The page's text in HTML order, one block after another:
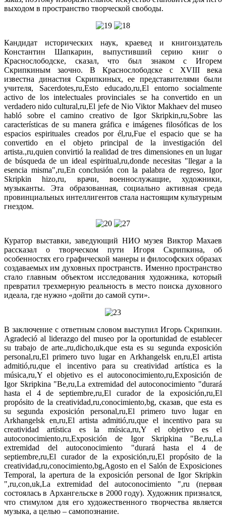
выходом в пространство творческой свободы.
Кандидат исторических наук, краевед и книгоиздатель
Константин Шапкарин, выпустивший серию книг о
Краснослободске, сказал, что был знаком с Игорем
Скрипкиным заочно. В Краснослободске с XVIII века
известна династия Скрипкиных, ее представителями были
учителя, Sacerdotes,ru,Esto educado,ru,El entorno socialmente
activo de los intelectuales provinciales se ha convertido en un
verdadero nido cultural,ru,El jefe de Nio Viktor Makhaev del museo
habló sobre el camino creativo de Igor Skripkin,ru,Sobre las
características de su manera gráfica e imágenes filosóficas de los
espacios espirituales creados por él,ru,Fue el espacio que se ha
convertido en el objeto principal de la investigación del
artista.,ru,quien convirtió la realidad de tres dimensiones en un lugar
de búsqueda de un ideal espiritual,ru,donde necesitas "llegar a la
esencia misma",ru,En conclusión con la palabra de regreso, Igor
Skripkin hizo,ru, врачи, военнослужащие, художники,
музыканты. Эта образованная, социально активная среда
провинциальных интеллигентов стала настоящим культурным
гнездом.
Куратор выставки, заведующий НИО музея Виктор Махаев
рассказал о творческом пути Игоря Скрипкина, об
особенностях его графической манеры и философских образах
создаваемых им духовных пространств. Именно пространство
стало главным объектом исследования художника, который
превратил трехмерную реальность в место поиска духовного
идеала, где нужно «дойти до самой сути».
В заключение с ответным словом выступил Игорь Скрипкин.
Agradeció al liderazgo del museo por la oportunidad de establecer
su trabajo de arte.,ru,dicho,uk,que esta es su segunda exposición
personal,ru,El primero tuvo lugar en Arkhangelsk en,ru,El artista
admitió,ru,que el incentivo para su creatividad artística es la
música,ru,Y el objetivo es el autoconocimiento,ru,Exposición de
Igor Skripkina "Be,ru,La extremidad del autoconocimiento "durará
hasta el 4 de septiembre,ru,El curador de la exposición,ru,El
propósito de la creatividad,ru,conocimiento,bg, сказав, que esta es
su segunda exposición personal,ru,El primero tuvo lugar en
Arkhangelsk en,ru,El artista admitió,ru,que el incentivo para su
creatividad artística es la música,ru,Y el objetivo es el
autoconocimiento,ru,Exposición de Igor Skripkina "Be,ru,La
extremidad del autoconocimiento "durará hasta el 4 de
septiembre,ru,El curador de la exposición,ru,El propósito de la
creatividad,ru,conocimiento,bg,Agosto en el Salón de Exposiciones
Temporal, la apertura de la exposición personal de Igor Skripkin
",ru,con,uk,La extremidad del autoconocimiento ",ru (первая
состоялась в Архангельске в 2000 году). Художник признался,
что стимулом для его художественного творчества является
музыка, а целью – самопознание.